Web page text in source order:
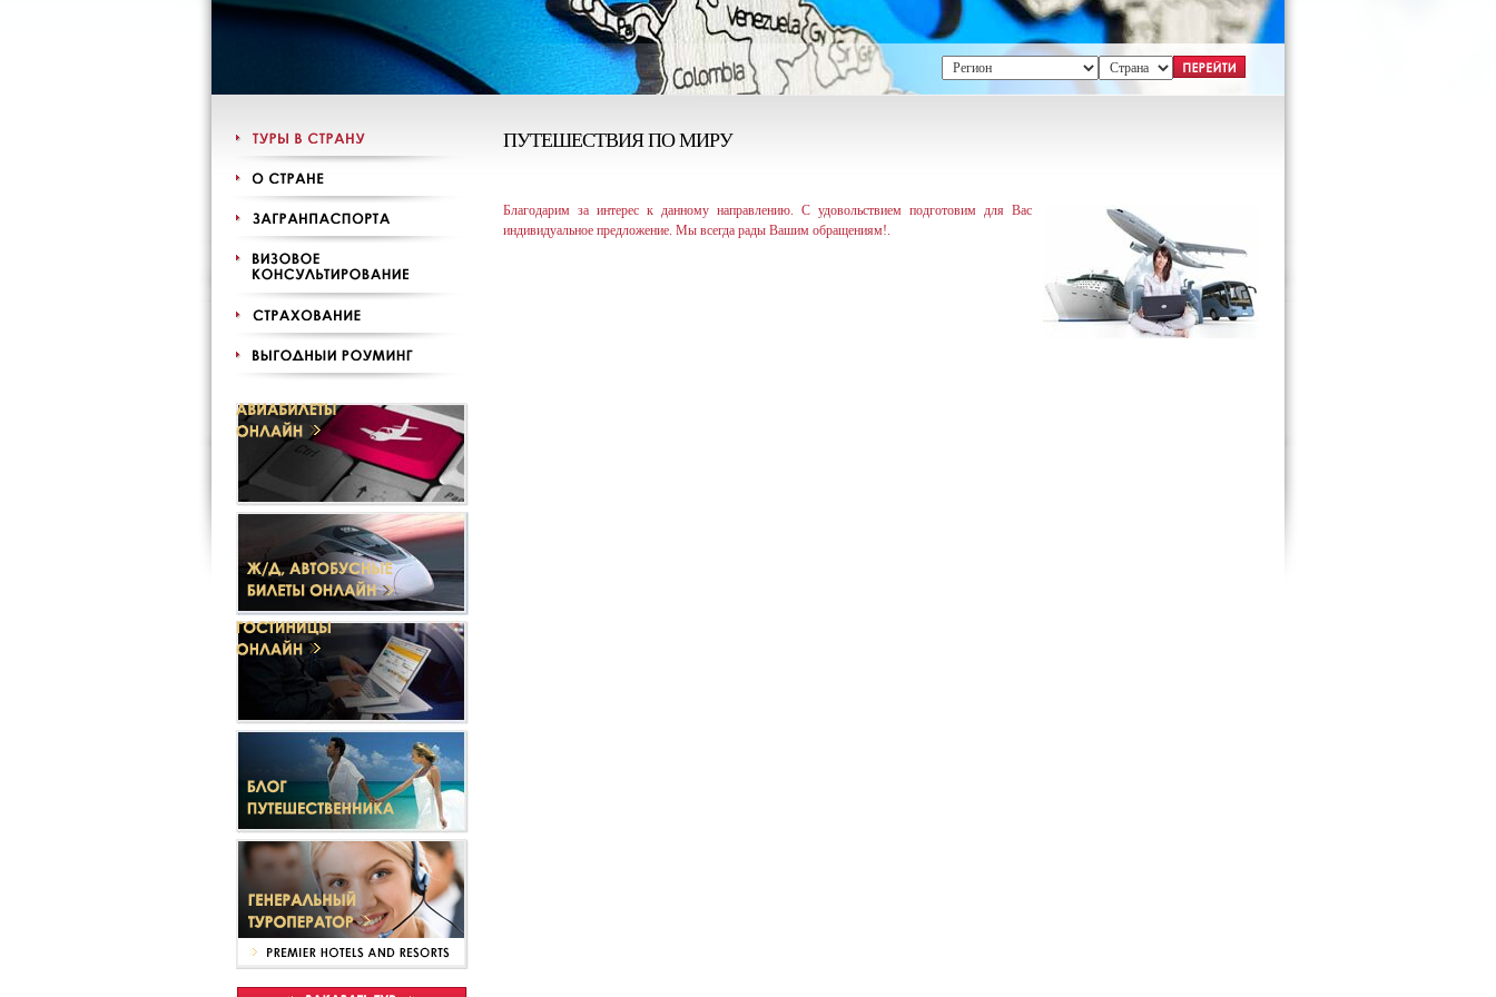
ПУТЕШЕСТВИЯ ПО МИРУ
Благодарим за интерес к данному направлению. С удовольствием подготовим для Вас
индивидуальное предложение. Мы всегда рады Вашим обращениям!.